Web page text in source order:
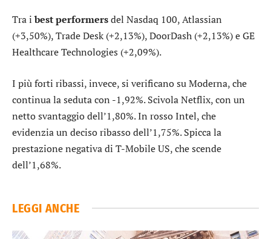
Tra ibest performersdel Nasdaq 100,Atlassian
(+3,50%),Trade Desk(+2,13%),DoorDash (+2,13%) eGE
Healthcare Technologies (+2,09%).
I più forti ribassi, invece, si verificano suModerna, che
continua la seduta con -1,92%. ScivolaNetflix, con un
netto svantaggio dell’1,80%. In rossoIntel, che
evidenzia un deciso ribasso dell’1,75%. Spicca la
prestazione negativa di T-Mobile US, che scende
dell’1,68%.
LEGGI ANCHE